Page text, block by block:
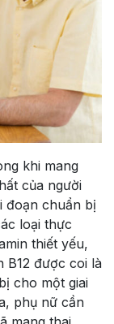
khi mang
của người
đoạn chuẩn bị
loại thực
thiết yếu,
B12 được coi là
cho một giai
phụ nữ cần